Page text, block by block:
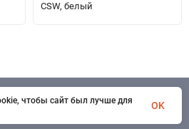
CSW, белый
Все права защищены
чтобы сайт был лучше для
OK